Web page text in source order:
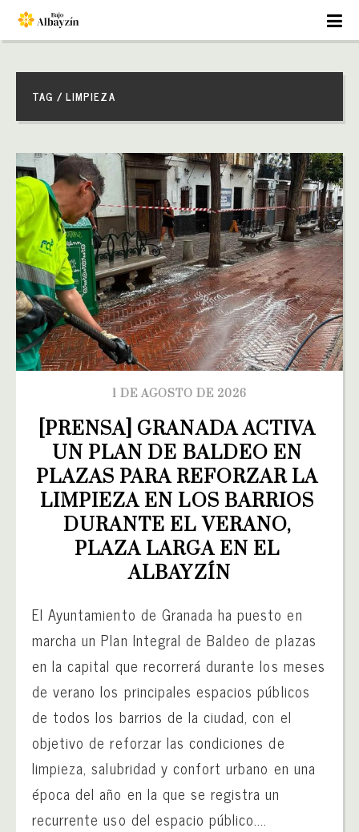
TAG / LIMPIEZA
1 DE AGOSTO DE 2026
[PRENSA] GRANADA ACTIVA
UN PLAN DE BALDEO EN
PLAZAS PARA REFORZAR LA
LIMPIEZA EN LOS BARRIOS
DURANTE EL VERANO,
PLAZA LARGA EN EL
ALBAYZÍN
El Ayuntamiento de Granada ha puesto en
marcha un Plan Integral de Baldeo de plazas
en la capital que recorrerá durante los meses
de verano los principales espacios públicos
de todos los barrios de la ciudad, con el
objetivo de reforzar las condiciones de
limpieza, salubridad y confort urbano en una
época del año en la que se registra un
recurrente uso del espacio público....